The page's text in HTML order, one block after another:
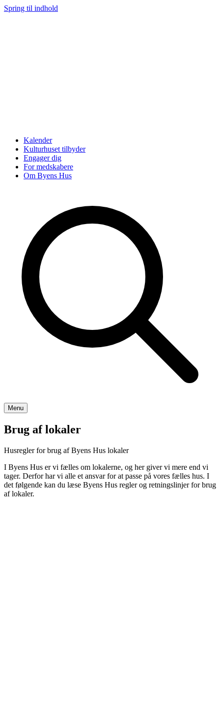
Spring til indhold
Kalender
Kulturhuset tilbyder
Engager dig
For medskabere
Om Byens Hus
Menu
Brug af lokaler
Husregler for brug af Byens Hus lokaler
I Byens Hus er vi fælles om lokalerne, og her giver vi mere end vi
tager. Derfor har vi alle et ansvar for at passe på vores fælles hus. I
det følgende kan du læse Byens Hus regler og retningslinjer for brug
af lokaler.